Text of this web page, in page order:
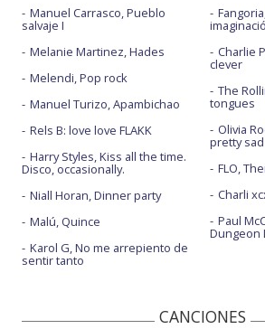
Manuel Carrasco, Pueblo
salvaje I
Melanie Martinez, Hades
Melendi, Pop rock
Manuel Turizo, Apambichao
Rels B: love love FLAKK
Harry Styles, Kiss all the time.
Disco, occasionally.
Niall Horan, Dinner party
Malú, Quince
Karol G, No me arrepiento de
sentir tanto
Charlie
clever
The
tongues
Olivia
pretty
FLO,
Charli
Paul
Dungeon
CANCIONES